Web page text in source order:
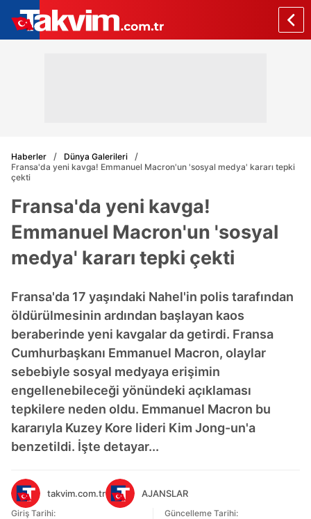
Haberler
Dünya Galerileri
Fransa'da yeni kavga! Emmanuel Macron'un 'sosyal medya' kararı tepki
çekti
Fransa'da yeni kavga!
Emmanuel Macron'un 'sosyal
medya' kararı tepki çekti
Fransa'da 17 yaşındaki Nahel'in polis tarafından
öldürülmesinin ardından başlayan kaos
beraberinde yeni kavgalar da getirdi. Fransa
Cumhurbaşkanı Emmanuel Macron, olaylar
sebebiyle sosyal medyaya erişimin
engellenebileceği yönündeki açıklaması
tepkilere neden oldu. Emmanuel Macron bu
kararıyla Kuzey Kore lideri Kim Jong-un'a
benzetildi. İşte detayar...
takvim.com.tr AJANSLAR
Giriş Tarihi:
Güncelleme Tarihi: